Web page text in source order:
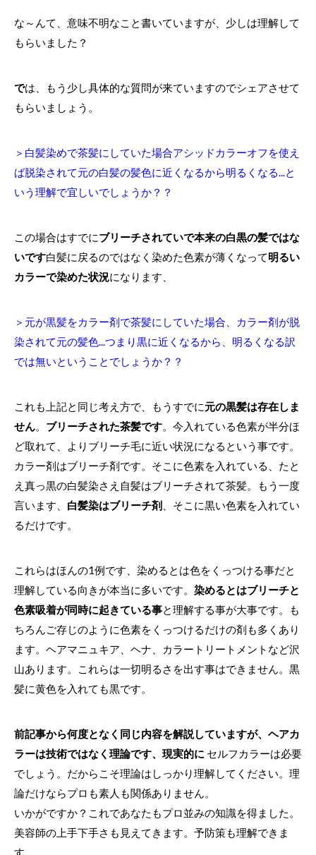
な～んて、意味不明なこと書いていますが、少しは理解して
もらいました？
では、もう少し具体的な質問が来ていますのでシェアさせて
もらいましょう。
＞白髪染めで茶髪にしていた場合アシッドカラーオフを使え
ば脱染されて元の白髪の髪色に近くなるから明るくなる...と
いう理解で宜しいでしょうか？？
この場合はすでにブリーチされていで本来の白黒の髪ではな
いです白髪に戻るのではなく染めた色素が薄くなって明るい
カラーで染めた状況になります、
＞元が黒髪をカラー剤で茶髪にしていた場合、カラー剤が脱
染されて元の髪色...つまり黒に近くなるから、明るくなる訳
では無いということでしょうか？？
これも上記と同じ考え方で、もうすでに元の黒髪は存在しま
せん。 ブリーチされた茶髪です。今入れている色素が半分ほ
ど取れて、よりブリーチ毛に近い状況になるという事です。
カラー剤はブリーチ剤です。そこに色素を入れている、たと
え真っ黒の白髪染さえ自髪はブリーチされて茶髪。もう一度
言います、 白髪染はブリーチ剤 、そこに黒い色素を入れてい
るだけです。
これらはほんの1例です、染めるとは色をくっつける事だと
理解している向きが本当に多いです。 染めるとはブリーチと
色素吸着が同時に起きている事と理解する事が大事です。も
ちろんご存じのように色素をくっつけるだけの剤も多くあり
ます。ヘアマニュキア、ヘナ、カラートリートメントなど沢
山あります。これらは一切明るさを出す事はできません。黒
髪に黄色を入れても黒です。
前記事から何度となく 同じ内容を解説していますが、ヘアカ
ラーは技術ではなく理論です、現実的に セルフカラーは必要
でしょう。だからこそ理論はしっかり理解してください。理
論だけならプロも素人も関係ありません。
いかがですか？これであなたもプロ並みの知識を得ました。
美容師の上手下手さも見えてきます。予防策も理解できま
す。